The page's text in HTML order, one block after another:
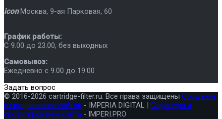
icon Москва, 9-ая Парковая, 60
График работы:
C 9.00 до 23.00, без выходных
Самовывоз:
Ежедневно с 9.00 до 19.00
Задать вопрос
© 2016-2026 cartridge-filter.ru. Все права защищены Создание
и продвижение сайтов - IMPERIA DIGITAL | Структура и
проектирование сайта - IMPERI.PRO